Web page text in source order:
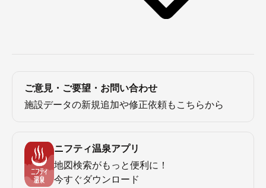
ご意見・ご要望・お問い合わせ
施設データの新規追加や修正依頼もこちらから
ニフティ温泉アプリ
地図検索がもっと便利に！
今すぐダウンロード